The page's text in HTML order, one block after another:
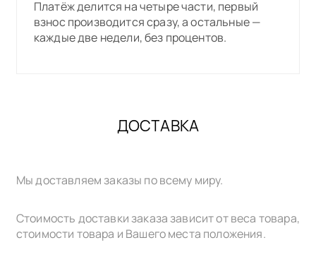
Платёж делится на четыре части, первый
взнос производится сразу, а остальные —
каждые две недели, без процентов.
ДОСТАВКА
Мы доставляем заказы по всему миру.
Стоимость доставки заказа зависит от веса товара,
стоимости товара и Вашего места положения.